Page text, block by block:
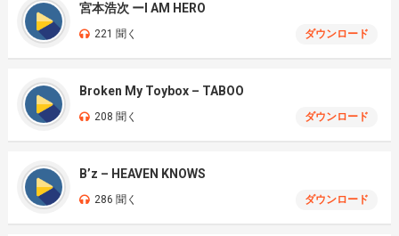
宮本浩次 ーI AM HERO
221 聞く ダウンロード
Broken My Toybox – TABOO
208 聞く ダウンロード
B’z – HEAVEN KNOWS
286 聞く ダウンロード